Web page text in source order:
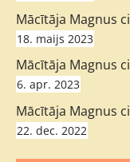
Mācītāja Magnus
18. maijs 2023
Mācītāja Magnus
6. apr. 2023
Mācītāja Magnus
22. dec. 2022